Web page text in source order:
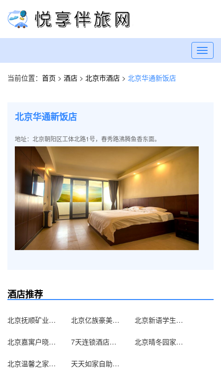
当前位置： 首页 > 酒店 > 北京市酒店 > 北京华通新饭店
北京华通新饭店
地址：北京朝阳区工体北路1号，春秀路沸腾鱼香东面。
酒店推荐
北京抚顺矿业集团北京办事处 北京亿族豪美宾馆 北京新语学生求职公寓
北京嘉寓户晓酒店式公寓（原家喻户晓酒店式公寓） 7天连锁酒店（北京双井地铁家乐福店） 北京晴冬园家庭旅馆
北京温馨之家旅馆 天天如家自助服务式公寓（北京西直门店）